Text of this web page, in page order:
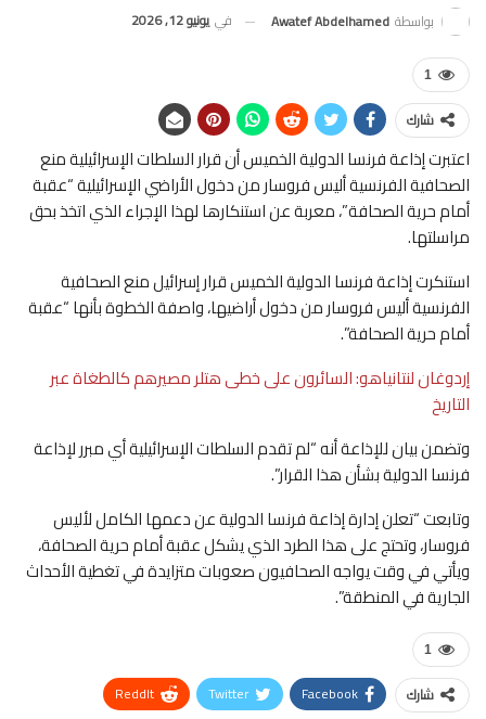
بواسطة Awatef Abdelhamed في يونيو 12, 2026
1
شارك
اعتبرت إذاعة فرنسا الدولية الخميس أن قرار السلطات الإسرائيلية منع
الصحافية الفرنسية أليس فروسار من دخول الأراضي الإسرائيلية “عقبة
أمام حرية الصحافة”، معربة عن استنكارها لهذا الإجراء الذي اتخذ بحق
مراسلتها.
استنكرت إذاعة فرنسا الدولية الخميس قرار إسرائيل منع الصحافية
الفرنسية أليس فروسار من دخول أراضيها، واصفة الخطوة بأنها “عقبة
أمام حرية الصحافة”.
إردوغان لنتانياهو: السائرون على خطى هتلر مصيرهم كالطغاة عبر
التاريخ
وتضمن بيان للإذاعة أنه “لم تقدم السلطات الإسرائيلية أي مبرر لإذاعة
فرنسا الدولية بشأن هذا القرار”.
وتابعت “تعلن إدارة إذاعة فرنسا الدولية عن دعمها الكامل لأليس
فروسار، وتحتج على هذا الطرد الذي يشكل عقبة أمام حرية الصحافة،
ويأتي في وقت يواجه الصحافيون صعوبات متزايدة في تغطية الأحداث
الجارية في المنطقة”.
1
شارك Facebook
Twitter
ReddIt